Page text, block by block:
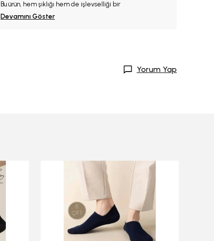
Bu ürün, hem şıklığı hem de işlevselliği bir
Devamını Göster
Yorum Yap